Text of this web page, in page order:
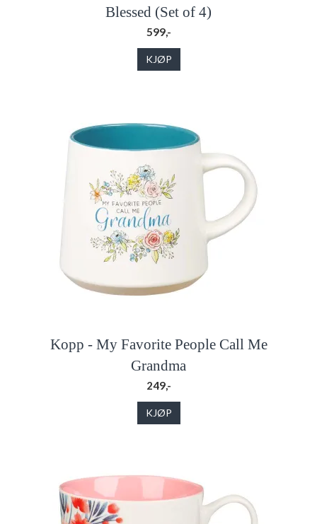
Blessed (Set of 4)
599,-
KJØP
Kopp - My Favorite People Call Me
Grandma
249,-
KJØP